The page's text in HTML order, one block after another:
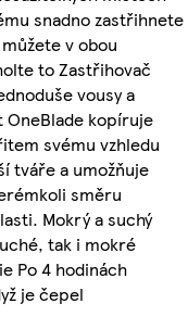
snadno zastřihnete
v obou
to Zastřihovač
vousy a
OneBlade kopíruje
svému vzhledu
tváře a umožňuje
směru
Mokrý a suchý
tak i mokré
Po 4 hodinách
je čepel